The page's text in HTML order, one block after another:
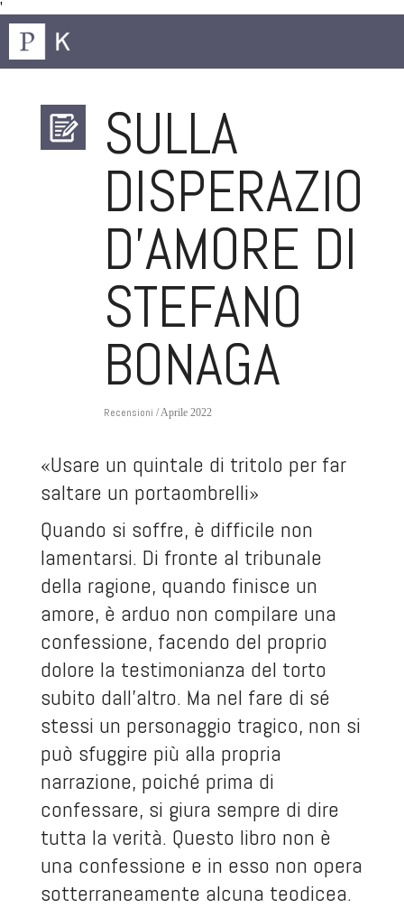
'
SULLA
D’AMORE DI
STEFANO
BONAGA
Recensioni / Aprile 2022
«Usare un quintale di tritolo per far
saltare un portaombrelli»
Quando si soffre, è difficile non
lamentarsi. Di fronte al tribunale
della ragione, quando finisce un
amore, è arduo non compilare una
confessione, facendo del proprio
dolore la testimonianza del torto
subito dall’altro. Ma nel fare di sé
stessi un personaggio tragico, non si
può sfuggire più alla propria
narrazione, poiché prima di
confessare, si giura sempre di dire
tutta la verità. Questo libro non è
una confessione e in esso non opera
sotterraneamente alcuna teodicea.